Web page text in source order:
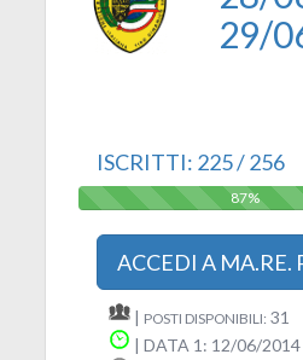
29/
ISCRITTI: 225 / 256
87%
87%
ACCEDI A MA.RE.
| POSTI DISPONIBILI: 31
| DATA 1: 12/06/2014